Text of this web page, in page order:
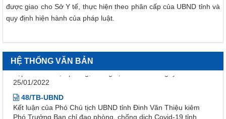
được giao cho Sở Y tế, thực hiện theo phân cấp của UBND tỉnh và
quy định hiện hành của pháp luật.
HỆ THỐNG VĂN BẢN
1265/HD-BCĐ
HƯỚNG DẪN QUẢN LÝ NGƯỜI MẮC COVID-19 TẠI NHÀ
họp Ban Chỉ đạo phòng, chống dịch Covid-19 ngày
25/01/2022
48/TB-UBND
Kết luận của Phó Chủ tịch UBND tỉnh Đinh Văn Thiệu kiêm
Phó Trưởng Ban chỉ đạo phòng, chống dịch Covid-19 tỉnh
Khánh Hòa tại cuộc họp Ban Chỉ đạo phòng, chống dịch